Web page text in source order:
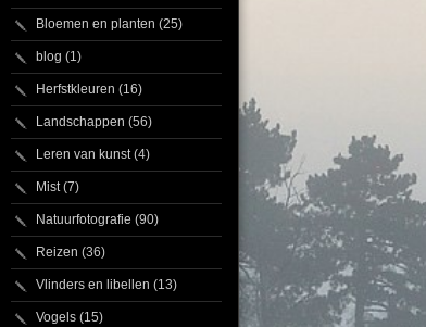
Bloemen en planten (25)
blog (1)
Herfstkleuren (16)
Landschappen (56)
Leren van kunst(4)
Mist(7)
Natuurfotografie (90)
Reizen (36)
Vlinders en libellen (13)
Vogels (15)